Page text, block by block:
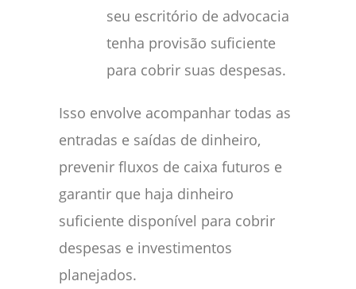
seu escritório de advocacia
tenha provisão suficiente
para cobrir suas despesas.
Isso envolve acompanhar todas as
entradas e saídas de dinheiro,
prevenir fluxos de caixa futuros e
garantir que haja dinheiro
suficiente disponível para cobrir
despesas e investimentos
planejados.